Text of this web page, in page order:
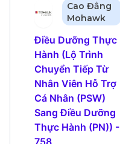
Cao Đẳng
Mohawk
Điều Dưỡng Thực
Hành (Lộ Trình
Chuyển Tiếp Từ
Nhân Viên Hỗ Trợ
Cá Nhân (PSW)
Sang Điều Dưỡng
Thực Hành (PN)) -